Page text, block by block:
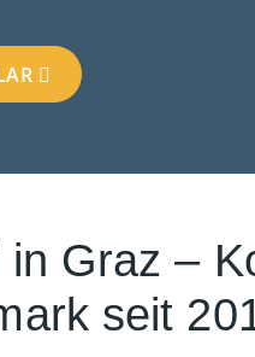
Graz –
seit